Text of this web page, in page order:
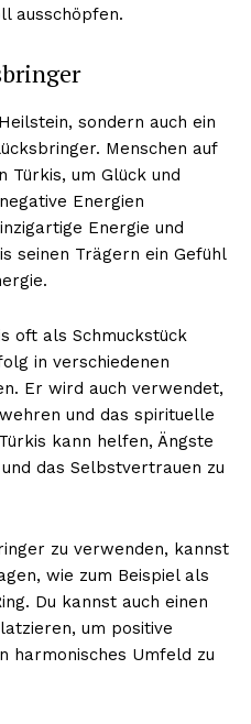
ausschöpfen.
sondern auch ein
Menschen auf
Türkis, um Glück und
Energien
Energie und
seinen Trägern ein Gefühl
oft als Schmuckstück
in verschiedenen
Er wird auch verwendet,
und das spirituelle
kann helfen, Ängste
das Selbstvertrauen zu
zu verwenden, kannst
wie zum Beispiel als
Du kannst auch einen
um positive
harmonisches Umfeld zu